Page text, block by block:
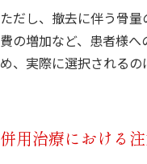
ただし、撤去に伴う骨
費の増加など、患者様
め、実際に選択されるの
併用治療における